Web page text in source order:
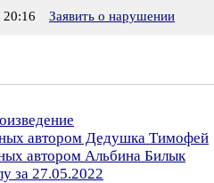
Заявить о нарушении
автором Дедушка Тимофей
автором Альбина Билык
за 27.05.2022